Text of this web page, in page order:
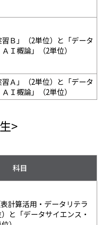
習Ｂ」（2単位）と「データ
Ｉ概論」（2単位）
習Ａ」（2単位）と「データ
Ｉ概論」（2単位）
>
科目
計算活用・データリテラ
と「データサイエンス・